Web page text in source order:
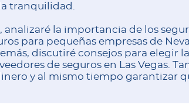
tranquilidad.
analizaré la importancia de los
para pequeñas empresas de
discutiré consejos para elegir
de seguros en Las Vegas.
y al mismo tiempo garantizar